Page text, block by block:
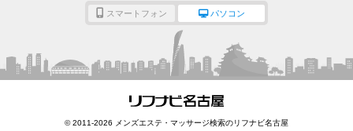
スマートフォン パソコン
© 2011-2026 メンズエステ・マッサージ検索のリフナビ名古屋